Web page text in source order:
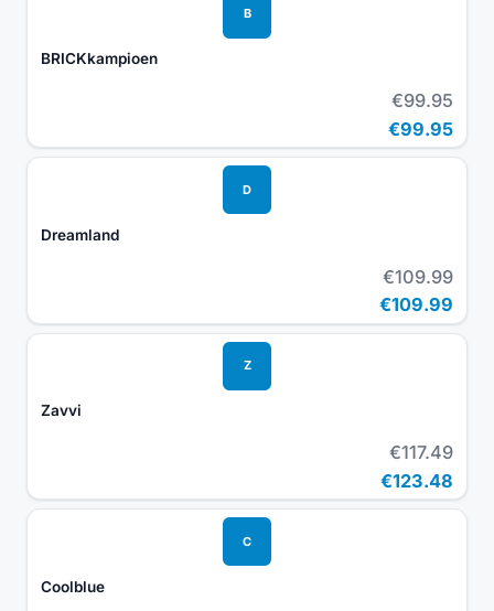
B
BRICKkampioen
€99.95
€99.95
D
Dreamland
€109.99
€109.99
Z
Zavvi
€117.49
€123.48
C
Coolblue